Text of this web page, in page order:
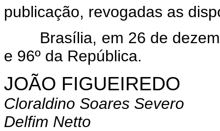
publicação, revogadas as
Brasília, em 26 de
e 96º da República.
JOÃO FIGUEIREDO
Cloraldino Soares Severo
Delfim Netto